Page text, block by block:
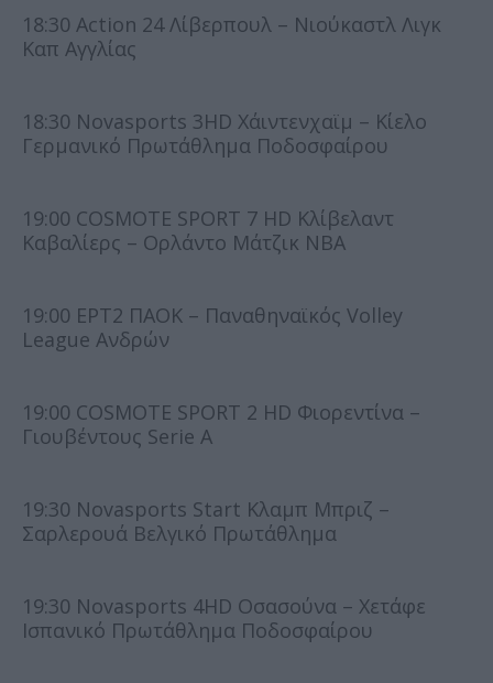
18:30 Action 24 Λίβερπουλ – Νιούκαστλ Λιγκ
Καπ Αγγλίας
18:30 Novasports 3HD Χάιντενχαϊμ – Κίελo
Γερμανικό Πρωτάθλημα Ποδοσφαίρου
19:00 COSMOTE SPORT 7 HD Κλίβελαντ
Καβαλίερς – Ορλάντο Μάτζικ NBA
19:00 ΕΡΤ2 ΠΑΟΚ – Παναθηναϊκός Volley
League Ανδρών
19:00 COSMOTE SPORT 2 HD Φιορεντίνα –
Γιουβέντους Serie A
19:30 Novasports Start Κλαμπ Μπριζ –
Σαρλερουά Βελγικό Πρωτάθλημα
19:30 Novasports 4HD Οσασούνα – Χετάφε
Ισπανικό Πρωτάθλημα Ποδοσφαίρου